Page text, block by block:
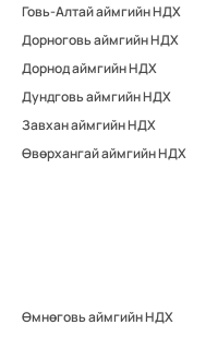
Говь-Алтай аймгийн НДХ
Дорноговь аймгийн НДХ
Дорнод аймгийн НДХ
Дундговь аймгийн НДХ
Завхан аймгийн НДХ
Өвөрхангай аймгийн НДХ
Өмнөговь аймгийн НДХ